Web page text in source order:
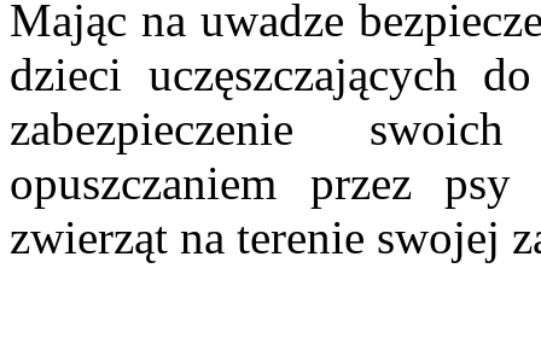
Mając na uwadze
dzieci uczęszczających
zabezpieczenie
opuszczaniem przez
zwierząt na terenie